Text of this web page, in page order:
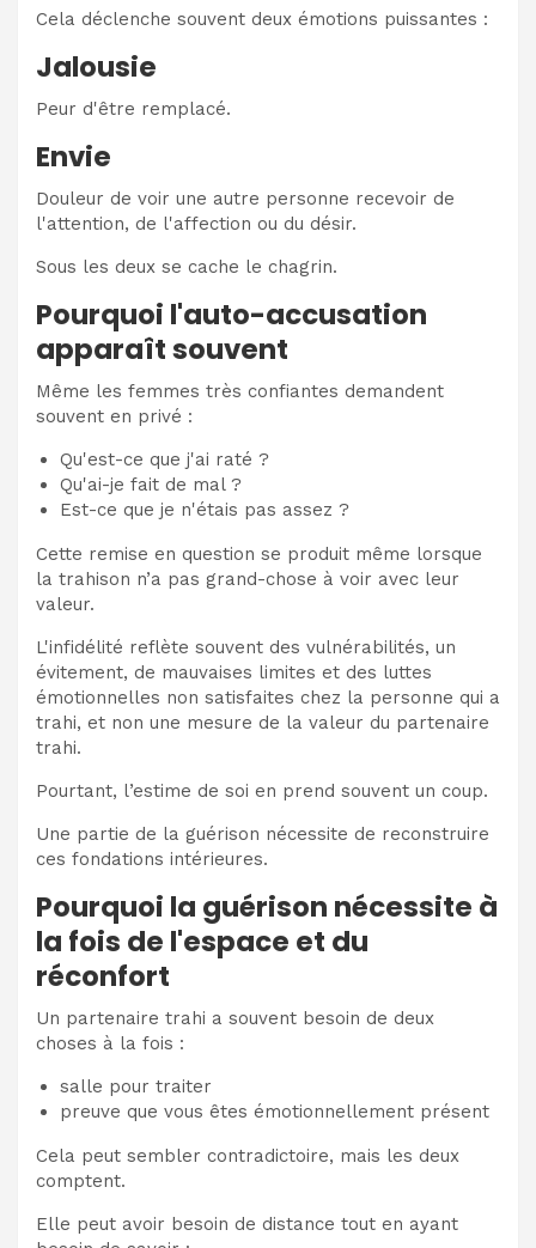
Cela déclenche souvent deux émotions puissantes :
Jalousie
Peur d'être remplacé.
Envie
Douleur de voir une autre personne recevoir de
l'attention, de l'affection ou du désir.
Sous les deux se cache le chagrin.
Pourquoi l'auto-accusation
apparaît souvent
Même les femmes très confiantes demandent
souvent en privé :
Qu'est-ce que j'ai raté ?
Qu'ai-je fait de mal ?
Est-ce que je n'étais pas assez ?
Cette remise en question se produit même lorsque
la trahison n’a pas grand-chose à voir avec leur
valeur.
L'infidélité reflète souvent des vulnérabilités, un
évitement, de mauvaises limites et des luttes
émotionnelles non satisfaites chez la personne qui a
trahi, et non une mesure de la valeur du partenaire
trahi.
Pourtant, l’estime de soi en prend souvent un coup.
Une partie de la guérison nécessite de reconstruire
ces fondations intérieures.
Pourquoi la guérison nécessite à
la fois de l'espace et du
réconfort
Un partenaire trahi a souvent besoin de deux
choses à la fois :
salle pour traiter
preuve que vous êtes émotionnellement présent
Cela peut sembler contradictoire, mais les deux
comptent.
Elle peut avoir besoin de distance tout en ayant